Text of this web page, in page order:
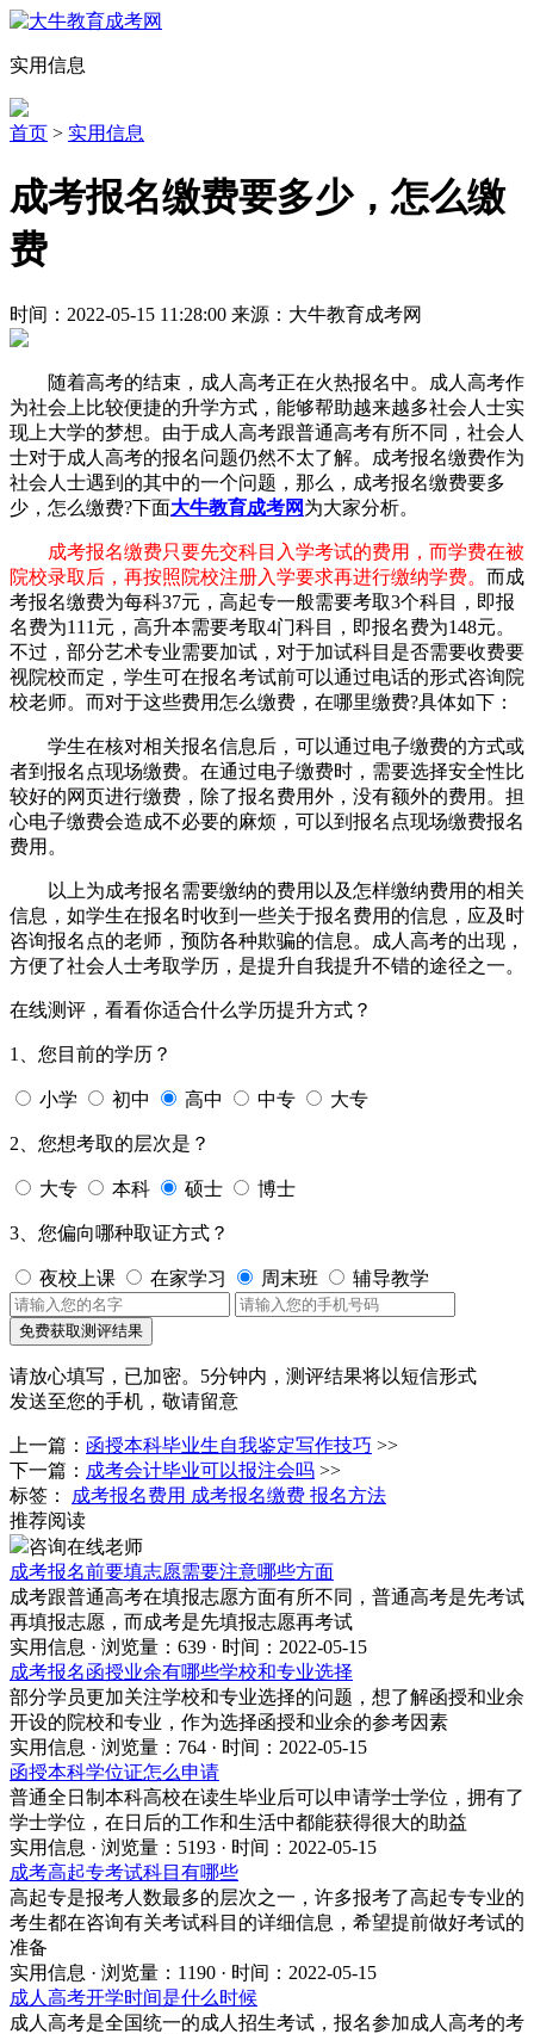
实用信息
首页 > 实用信息
成考报名缴费要多少，怎么缴
费
时间：2022-05-15 11:28:00 来源：大牛教育成考网
随着高考的结束，成人高考正在火热报名中。成人高考作
为社会上比较便捷的升学方式，能够帮助越来越多社会人士实
现上大学的梦想。由于成人高考跟普通高考有所不同，社会人
士对于成人高考的报名问题仍然不太了解。成考报名缴费作为
社会人士遇到的其中的一个问题，那么，成考报名缴费要多
少，怎么缴费?下面大牛教育成考网为大家分析。
成考报名缴费只要先交科目入学考试的费用，而学费在被
院校录取后，再按照院校注册入学要求再进行缴纳学费。 而成
考报名缴费为每科37元，高起专一般需要考取3个科目，即报
名费为111元，高升本需要考取4门科目，即报名费为148元。
不过，部分艺术专业需要加试，对于加试科目是否需要收费要
视院校而定，学生可在报名考试前可以通过电话的形式咨询院
校老师。而对于这些费用怎么缴费，在哪里缴费?具体如下：
学生在核对相关报名信息后，可以通过电子缴费的方式或
者到报名点现场缴费。在通过电子缴费时，需要选择安全性比
较好的网页进行缴费，除了报名费用外，没有额外的费用。担
心电子缴费会造成不必要的麻烦，可以到报名点现场缴费报名
费用。
以上为成考报名需要缴纳的费用以及怎样缴纳费用的相关
信息，如学生在报名时收到一些关于报名费用的信息，应及时
咨询报名点的老师，预防各种欺骗的信息。成人高考的出现，
方便了社会人士考取学历，是提升自我提升不错的途径之一。
在线测评，看看你适合什么学历提升方式？
1、您目前的学历？
小学 初中 高中 中专 大专
2、您想考取的层次是？
大专 本科 硕士 博士
3、您偏向哪种取证方式？
夜校上课 在家学习 周末班 辅导教学
免费获取测评结果
请放心填写，已加密。 5分钟内，测评结果将以短信形式
发送至您的手机，敬请留意
上一篇： 函授本科毕业生自我鉴定写作技巧 >>
下一篇： 成考会计毕业可以报注会吗 >>
标签：
成考报名费用 成考报名缴费 报名方法
推荐阅读
咨询在线老师
成考报名前要填志愿需要注意哪些方面
成考跟普通高考在填报志愿方面有所不同，普通高考是先考试
再填报志愿，而成考是先填报志愿再考试
实用信息 · 浏览量：639 · 时间：2022-05-15
成考报名函授业余有哪些学校和专业选择
部分学员更加关注学校和专业选择的问题，想了解函授和业余
开设的院校和专业，作为选择函授和业余的参考因素
实用信息 · 浏览量：764 · 时间：2022-05-15
函授本科学位证怎么申请
普通全日制本科高校在读生毕业后可以申请学士学位，拥有了
学士学位，在日后的工作和生活中都能获得很大的助益
实用信息 · 浏览量：5193 · 时间：2022-05-15
成考高起专考试科目有哪些
高起专是报考人数最多的层次之一，许多报考了高起专专业的
考生都在咨询有关考试科目的详细信息，希望提前做好考试的
准备
实用信息 · 浏览量：1190 · 时间：2022-05-15
成人高考开学时间是什么时候
成人高考是全国统一的成人招生考试，报名参加成人高考的考